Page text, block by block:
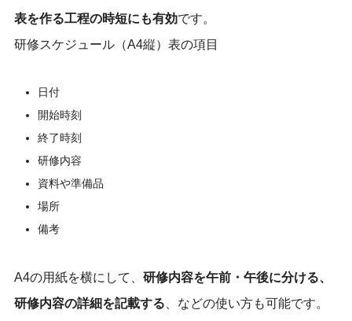
表を作る工程の時短にも有効です。
研修スケジュール（A4縦）表の項目
日付
開始時刻
終了時刻
研修内容
資料や準備品
場所
備考
A4の用紙を横にして、 研修内容を午前・午後に分ける、
研修内容の詳細を記載する 、などの使い方も可能です。